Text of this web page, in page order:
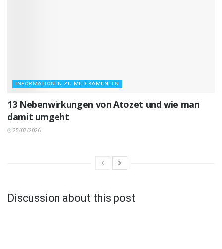
INFORMATIONEN ZU MEDIKAMENTEN
13 Nebenwirkungen von Atozet und wie man
damit umgeht
25/07/2026
Discussion about this post